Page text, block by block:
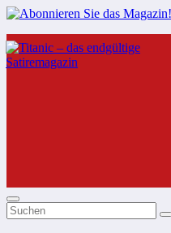
Zum
Inhalt
springen